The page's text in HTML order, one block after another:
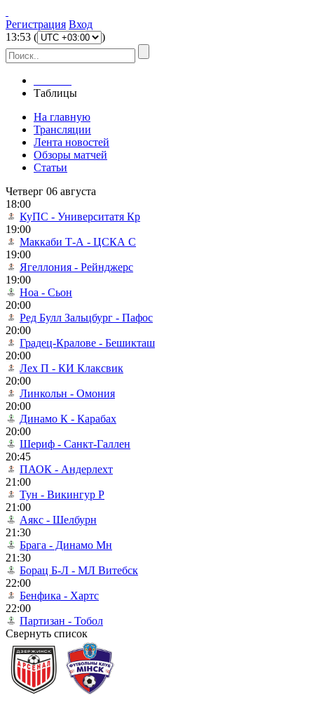
Регистрация Вход
13:53 ( )
Таблицы
На главную
Трансляции
Лента новостей
Обзоры матчей
Статьи
Четверг 06 августа
18:00
КуПС - Университатя Кр
19:00
Маккаби Т-А - ЦСКА С
19:00
Ягеллония - Рейнджерс
19:00
Ноа - Сьон
20:00
Ред Булл Зальцбург - Пафос
20:00
Градец-Кралове - Бешикташ
20:00
Лех П - КИ Клаксвик
20:00
Линкольн - Омония
20:00
Динамо К - Карабах
20:00
Шериф - Санкт-Галлен
20:45
ПАОК - Андерлехт
21:00
Тун - Викингур Р
21:00
Аякс - Шелбурн
21:30
Брага - Динамо Мн
21:30
Борац Б-Л - МЛ Витебск
22:00
Бенфика - Хартс
22:00
Партизан - Тобол
Свернуть список